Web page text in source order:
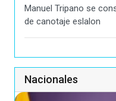
Manuel Tripano se
de canotaje eslalon
Nacionales